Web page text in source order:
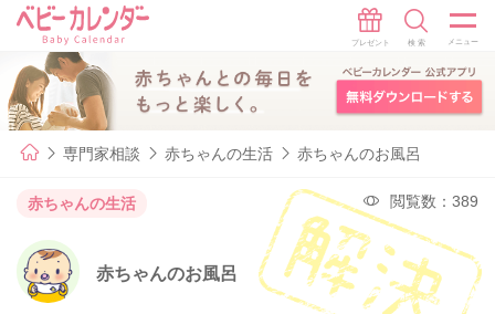
専門家相談 赤ちゃんの生活 赤ちゃんのお風呂
赤ちゃんの生活 閲覧数：389
赤ちゃんのお風呂